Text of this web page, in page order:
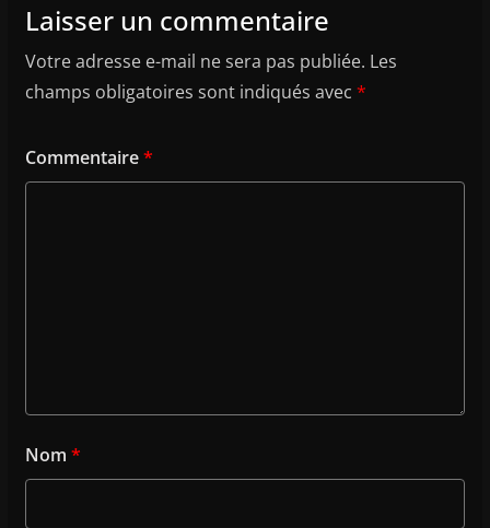
Laisser un commentaire
Votre adresse e-mail ne sera pas publiée. Les
champs obligatoires sont indiqués avec *
Commentaire*
Nom *